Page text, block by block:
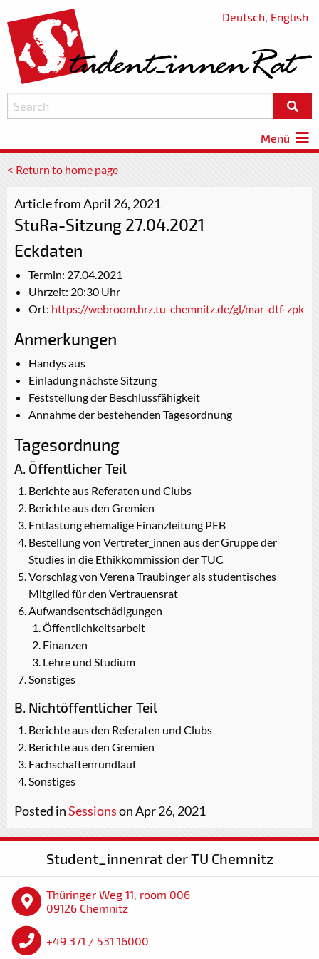
Deutsch, English
Menü
< Return to home page
Article from April 26, 2021
StuRa-Sitzung 27.04.2021
Eckdaten
Termin: 27.04.2021
Uhrzeit: 20:30 Uhr
Ort: https://webroom.hrz.tu-chemnitz.de/gl/mar-dtf-zpk
Anmerkungen
Handys aus
Einladung nächste Sitzung
Feststellung der Beschlussfähigkeit
Annahme der bestehenden Tagesordnung
Tagesordnung
A. Öffentlicher Teil
Berichte aus Referaten und Clubs
Berichte aus den Gremien
Entlastung ehemalige Finanzleitung PEB
Bestellung von Vertreter_innen aus der Gruppe der
Studies in die Ethikkommission der TUC
Vorschlag von Verena Traubinger als studentisches
Mitglied für den Vertrauensrat
Aufwandsentschädigungen
Öffentlichkeitsarbeit
Finanzen
Lehre und Studium
Sonstiges
B. Nichtöffentlicher Teil
Berichte aus den Referaten und Clubs
Berichte aus den Gremien
Fachschaftenrundlauf
Sonstiges
Posted inSessionson Apr 26, 2021
Student_innenrat der TU Chemnitz
Thüringer Weg 11, room 006
09126 Chemnitz
+49 371 / 531 16000